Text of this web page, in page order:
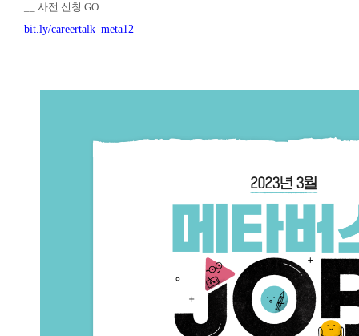
사전 신청 GO
bit.ly/careertalk_meta12